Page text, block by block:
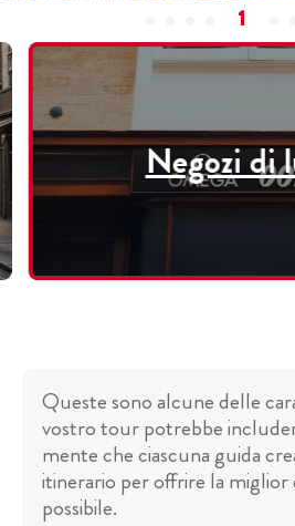
1
Negozi di
Queste sono alcune delle
vostro tour potrebbe
mente che ciascuna guida
itinerario per offrire la miglior
possibile.